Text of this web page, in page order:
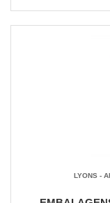
LYONS -